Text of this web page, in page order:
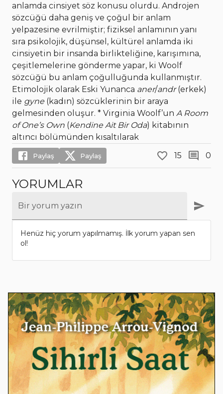
anlamda cinsiyet söz konusu olurdu. Androjen
sözcüğü daha geniş ve çoğul bir anlam
yelpazesine evrilmiştir; fiziksel anlamının yanı
sıra psikolojik, düşünsel, kültürel anlamda iki
cinsiyetin bir insanda birlikteliğine, karışımına,
çeşitlemelerine gönderme yapar, ki Woolf
sözcüğü bu anlam çoğulluğunda kullanmıştır.
Etimolojik olarak Eski Yunanca aner/andr(erkek)
ile gyne(kadın) sözcüklerinin bir araya
gelmesinden oluşur. * Virginia Woolf’un A Room
of One’s Own (Kendine Ait Bir Oda) kitabının
altıncı bölümünden kısaltılarak
Paylaş Paylaş 15 0
YORUMLAR
Bir yorum yazın
Henüz hiç yorum yapılmamış. İlk yorum yapan sen
ol!